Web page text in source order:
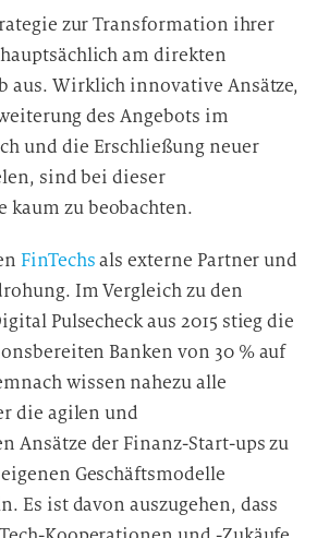
zur Transformation ihrer
am direkten
aus. Wirklich innovative Ansätze,
des Angebots im
und die Erschließung neuer
sind bei dieser
kaum zu beobachten.
FinTechsals externe Partner und
Im Vergleich zu den
Pulsecheck aus 2015 stieg die
Banken von 30 % auf
wissen nahezu alle
die agilen und
Ansätze der Finanz-Start-ups zu
Geschäftsmodelle
Es ist davon auszugehen, dass